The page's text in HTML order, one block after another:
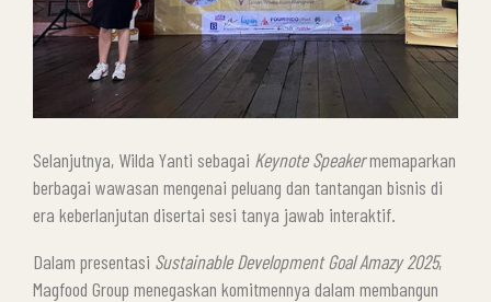
Selanjutnya, Wilda Yanti sebagai Keynote Speakermemaparkan
berbagai wawasan mengenai peluang dan tantangan bisnis di
era keberlanjutan disertai sesi tanya jawab interaktif.
Dalam presentasi Sustainable Development Goal Amazy 2025,
Magfood Group menegaskan komitmennya dalam membangun